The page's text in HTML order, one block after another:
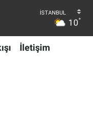
10°
İletişim